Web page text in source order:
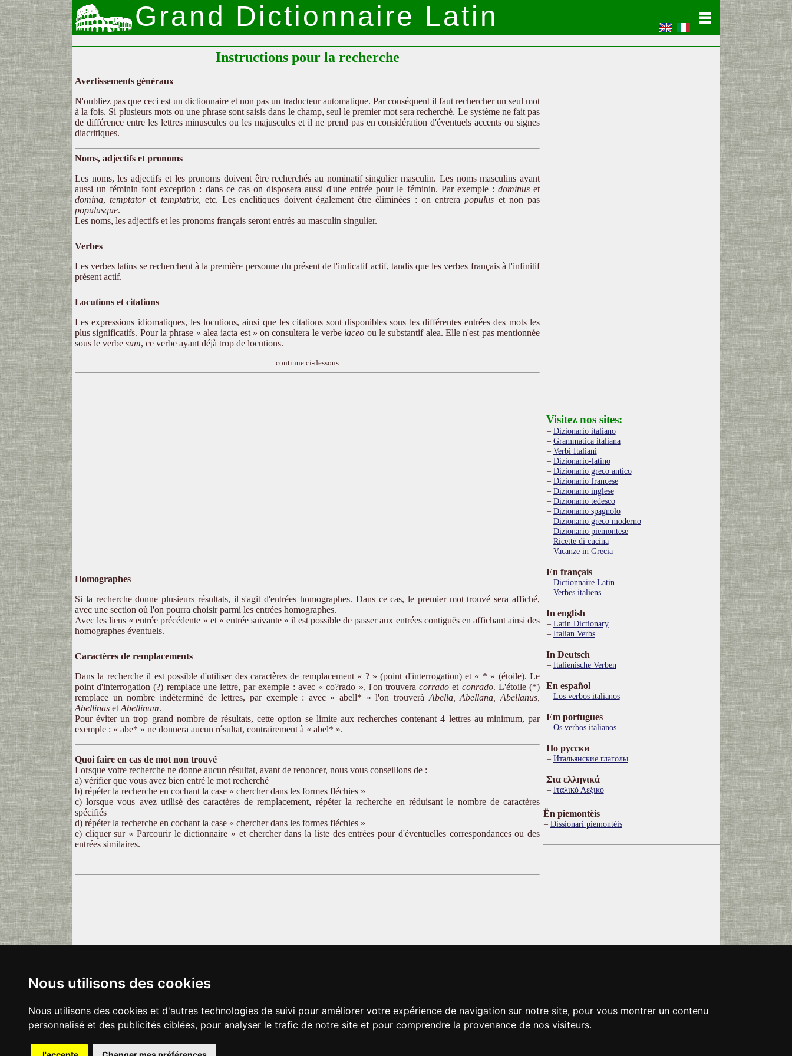
Nous utilisons des cookies
Nous utilisons des cookies et d'autres technologies de suivi pour améliorer votre expérience de navigation sur notre site, pour vous montrer un contenu
personnalisé et des publicités ciblées, pour analyser le trafic de notre site et pour comprendre la provenance de nos visiteurs.
Grand Dictionnaire Latin
Instructions pour la recherche
Avertissements généraux
N'oubliez pas que ceci est un dictionnaire et non pas un traducteur automatique. Par conséquent il faut rechercher un seul mot
à la fois. Si plusieurs mots ou une phrase sont saisis dans le champ, seul le premier mot sera recherché. Le système ne fait pas
de différence entre les lettres minuscules ou les majuscules et il ne prend pas en considération d'éventuels accents ou signes
diacritiques.
Noms, adjectifs et pronoms
Les noms, les adjectifs et les pronoms doivent être recherchés au nominatif singulier masculin. Les noms masculins ayant
aussi un féminin font exception : dans ce cas on disposera aussi d'une entrée pour le féminin. Par exemple : dominuset
domina,temptatoret temptatrix, etc. Les enclitiques doivent également être éliminées : on entrerapopulus et non pas
populusque.
Les noms, les adjectifs et les pronoms français seront entrés au masculin singulier.
Verbes
Les verbes latins se recherchent à la première personne du présent de l'indicatif actif, tandis que les verbes français à l'infinitif
présent actif.
Locutions et citations
Les expressions idiomatiques, les locutions, ainsi que les citations sont disponibles sous les différentes entrées des mots les
plus significatifs. Pour la phrase « alea iacta est » on consultera le verbe iaceo ou le substantif alea. Elle n'est pas mentionnée
sous le verbe sum, ce verbe ayant déjà trop de locutions.
continue ci-dessous
Homographes
Si la recherche donne plusieurs résultats, il s'agit d'entrées homographes. Dans ce cas, le premier mot trouvé sera affiché,
avec une section où l'on pourra choisir parmi les entrées homographes.
Avec les liens « entrée précédente » et « entrée suivante » il est possible de passer aux entrées contiguës en affichant ainsi des
homographes éventuels.
Caractères de remplacements
Dans la recherche il est possible d'utiliser des caractères de remplacement « ? » (point d'interrogation) et « * » (étoile). Le
point d'interrogation (?) remplace une lettre, par exemple : avec « co?rado », l'on trouveracorrado et conrado. L'étoile (*)
remplace un nombre indéterminé de lettres, par exemple : avec « abell* » l'on trouverà Abella, Abellana, Abellanus,
Abellinas et Abellinum.
Pour éviter un trop grand nombre de résultats, cette option se limite aux recherches contenant 4 lettres au minimum, par
exemple : « abe* » ne donnera aucun résultat, contrairement à « abel* ».
Quoi faire en cas de mot non trouvé
Lorsque votre recherche ne donne aucun résultat, avant de renoncer, nous vous conseillons de :
a) vérifier que vous avez bien entré le mot recherché
b) répéter la recherche en cochant la case « chercher dans les formes fléchies »
c) lorsque vous avez utilisé des caractères de remplacement, répéter la recherche en réduisant le nombre de caractères
spécifiés
d) répéter la recherche en cochant la case « chercher dans les formes fléchies »
e) cliquer sur « Parcourir le dictionnaire » et chercher dans la liste des entrées pour d'éventuelles correspondances ou des
entrées similaires.
Visitez nos sites:
Dizionario italiano
Grammatica italiana
Verbi Italiani
Dizionario-latino
Dizionario greco antico
Dizionario francese
Dizionario inglese
Dizionario tedesco
Dizionario spagnolo
Dizionario greco moderno
Dizionario piemontese
Ricette di cucina
Vacanze in Grecia
En français
Dictionnaire Latin
Verbes italiens
In english
Latin Dictionary
Italian Verbs
In Deutsch
Italienische Verben
En español
Los verbos italianos
Em portugues
Os verbos italianos
По русски
Итальянские глаголы
Στα ελληνικά
Ιταλικό Λεξικό
Ën piemontèis
Dissionari piemontèis